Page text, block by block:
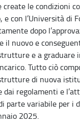
le condizioni
con l’Università di
dopo
il nuovo e
e a graduare
Tutto ciò
di nuova
regolamenti e
parte variabile per i
2025.